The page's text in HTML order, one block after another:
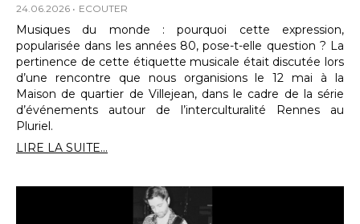
24.06.2026 ECOUTER
Musiques du monde : pourquoi cette expression,
popularisée dans les années 80, pose-t-elle question ? La
pertinence de cette étiquette musicale était discutée lors
d’une rencontre que nous organisions le 12 mai à la
Maison de quartier de Villejean, dans le cadre de la série
d’événements autour de l’interculturalité Rennes au
Pluriel.
LIRE LA SUITE...